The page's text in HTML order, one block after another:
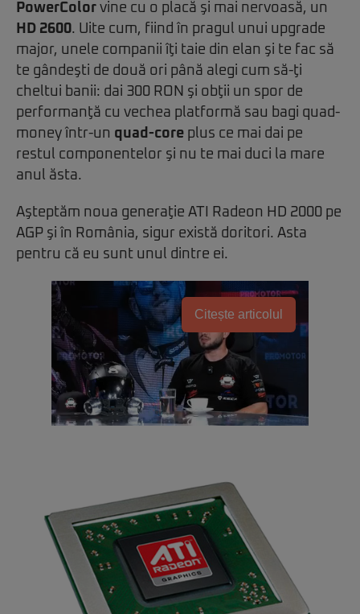
PowerColor vine cu o placă şi mai nervoasă, un
HD 2600. Uite cum, fiind în pragul unui upgrade
major, unele companii îţi taie din elan şi te fac să
te gândeşti de două ori până alegi cum să-ţi
cheltui banii: dai 300 RON şi obţii un spor de
performanţă cu vechea platformă sau bagi quad-
money într-un quad-core plus ce mai dai pe
restul componentelor şi nu te mai duci la mare
anul ăsta.
Aşteptăm noua generaţie ATI Radeon HD 2000 pe
AGP şi în România, sigur există doritori. Asta
pentru că eu sunt unul dintre ei.
Citește articolul